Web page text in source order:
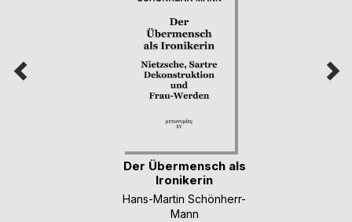
Der Übermensch als
Ironikerin
Hans-Martin Schönherr-
Mann